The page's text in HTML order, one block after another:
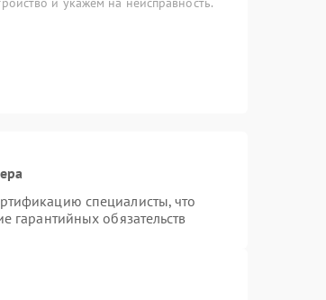
специалисты, что
гарантийных обязательств